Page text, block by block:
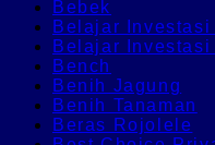
Bebek
Belajar Investasi
Belajar Investasi
Bench
Benih Jagung
Benih Tanaman
Beras Rojolele